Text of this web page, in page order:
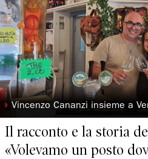
◗ Vincenzo Cananzi insieme a
Il racconto e la storia
«Volevamo un posto